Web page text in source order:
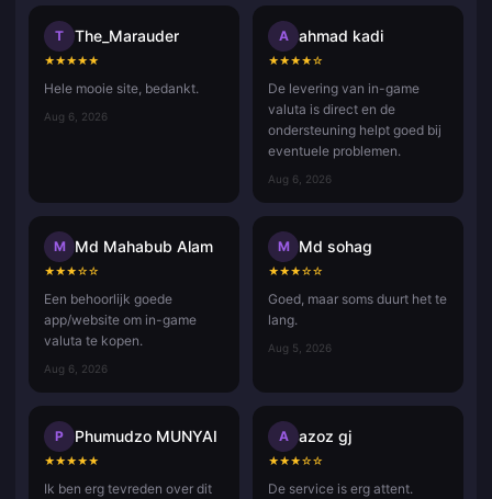
T The_Marauder
★★★★★
Hele mooie site, bedankt.
Aug 6, 2026
A ahmad kadi
★★★★☆
De levering van in-game
valuta is direct en de
ondersteuning helpt goed bij
eventuele problemen.
Aug 6, 2026
M Md Mahabub Alam
★★★☆☆
Een behoorlijk goede
app/website om in-game
valuta te kopen.
Aug 6, 2026
M Md sohag
★★★☆☆
Goed, maar soms duurt het te
lang.
Aug 5, 2026
P Phumudzo MUNYAI
★★★★★
Ik ben erg tevreden over dit
A azoz gj
★★★☆☆
De service is erg attent.